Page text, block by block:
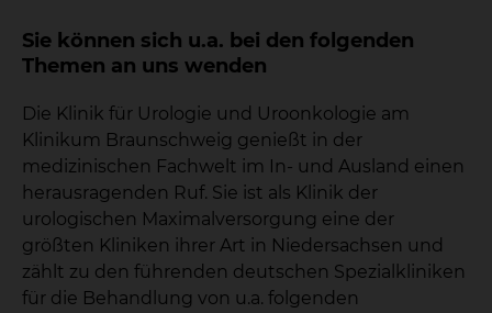
Sie können sich u.a. bei den folgenden
Themen an uns wenden
Die Klinik für Urologie und Uroonkologie am
Klinikum Braunschweig genießt in der
medizinischen Fachwelt im In- und Ausland einen
herausragenden Ruf. Sie ist als Klinik der
urologischen Maximalversorgung eine der
größten Kliniken ihrer Art in Niedersachsen und
zählt zu den führenden deutschen Spezialkliniken
für die Behandlung von u.a. folgenden